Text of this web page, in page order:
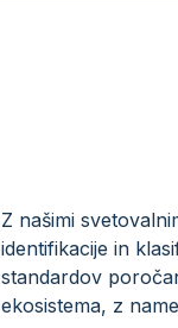
Z našimi
identifikacije in
standardov
ekosistema, z